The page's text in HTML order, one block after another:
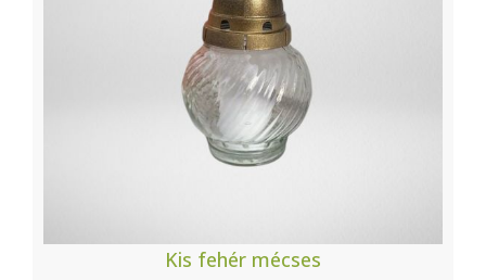
Kis fehér mécses